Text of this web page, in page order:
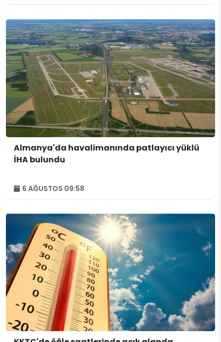
Almanya'da havalimanında patlayıcı yüklü
İHA bulundu
6 AĞUSTOS 09:58